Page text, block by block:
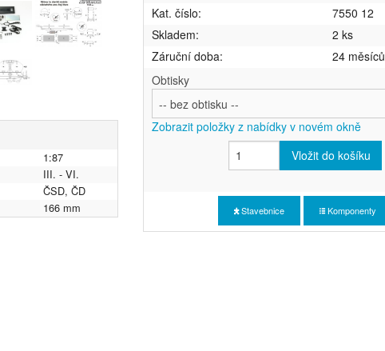
1:87
III. - VI.
ČSD, ČD
166 mm
Kat. číslo:
7550 12
Skladem:
2 ks
Záruční doba:
24 měsíců
Obtisky
Zobrazit položky z nabídky v novém okně
Vložit do košíku
Stavebnice Komponenty